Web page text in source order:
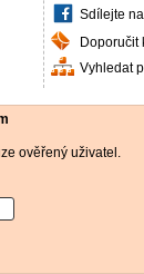
Sdílejte
Doporučit
Vyhledat
ověřený uživatel.